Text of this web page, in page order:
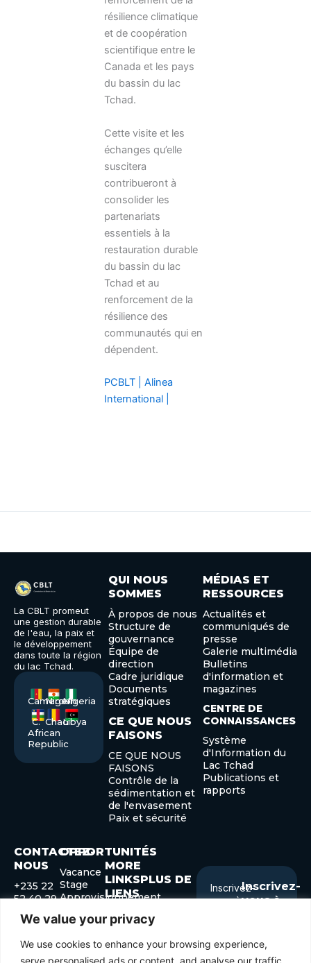
We value your privacy
We use cookies to enhance your browsing experience,
serve personalised ads or content, and analyse our traffic.
résilience climatique
et de coopération
scientifique entre le
Canada et les pays
du bassin du lac
Tchad.
Cette visite et les
échanges qu’elle
suscitera
contribueront à
consolider les
partenariats
essentiels à la
restauration durable
du bassin du lac
Tchad et au
renforcement de la
résilience des
communautés qui en
dépendent.
PCBLT | Alinea
International |
La CBLT promeut
une gestion durable
de l'eau, la paix et
le développement
dans toute la région
du lac Tchad.
Cameroon
NigerNigeria
C.
African
Republic
ChadLibya
QUI NOUS
SOMMES
À propos de nous
Structure de
gouvernance
Équipe de
direction
Cadre juridique
Documents
stratégiques
CE QUE NOUS
FAISONS
CE QUE NOUS
FAISONS
Contrôle de la
sédimentation et
de l'envasement
Paix et sécurité
MÉDIAS ET
RESSOURCES
Actualités et
communiqués de
presse
Galerie multimédia
Bulletins
d'information et
magazines
CENTRE DE
CONNAISSANCES
Système
d'Information du
Lac Tchad
Publications et
rapports
CONTACTEZ-
NOUS
+235 22
52 40 29
52 41 45
OPPORTUNITÉS
Vacance
Stage
Approvisionnement
MORE
LINKSPLUS DE
LIENS
Forum des
gouverneurs
Forum de
développement
Inscrivez-
vous à
Inscrivez-
vous à
your
email